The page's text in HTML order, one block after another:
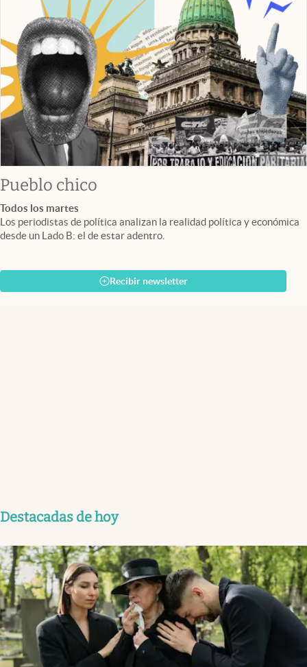
Pueblo chico
Todos los martes
Los periodistas de política analizan la realidad política y económica
desde un Lado B: el de estar adentro.
Recibir newsletter
Destacadas de hoy